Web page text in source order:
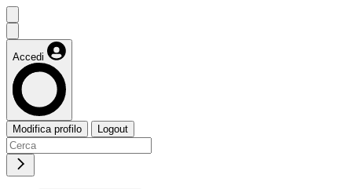
Accedi
Modifica profilo Logout